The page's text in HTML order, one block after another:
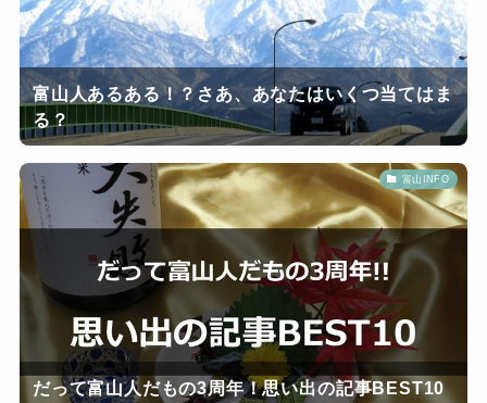
富山人あるある！？さあ、あなたはいくつ当てはま
る？
富山INFO
だって富山人だもの3周年！思い出の記事BEST10